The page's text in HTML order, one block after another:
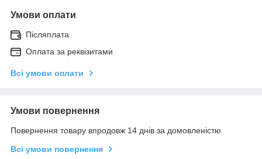
Умови оплати
Післяплата
Оплата за реквізитами
Всі умови оплати
Умови повернення
Повернення товару впродовж 14 днів за домовленістю
Всі умови повернення